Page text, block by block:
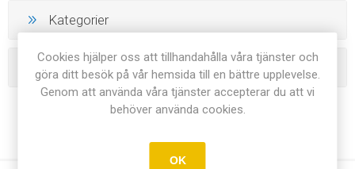
Kategorier
Tillverkare
Cookies hjälper oss att tillhandahålla våra tjänster och
göra ditt besök på vår hemsida till en bättre upplevelse.
Genom att använda våra tjänster accepterar du att vi
behöver använda cookies.
OK